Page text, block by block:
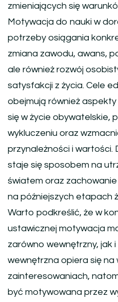
zmieniających się
Motywacja do nauki w
potrzeby osiągania
zmiana zawodu, awans,
ale również rozwój
satysfakcji z życia. Cele
obejmują również aspekty
się w życie obywatelskie,
wykluczeniu oraz
przynależności i wartości.
staje się sposobem na
światem oraz zachowanie
na późniejszych etapach
Warto podkreślić, że w
ustawicznej motywacja
zarówno wewnętrzny, jak
wewnętrzna opiera się na
zainteresowaniach,
być motywowana przez